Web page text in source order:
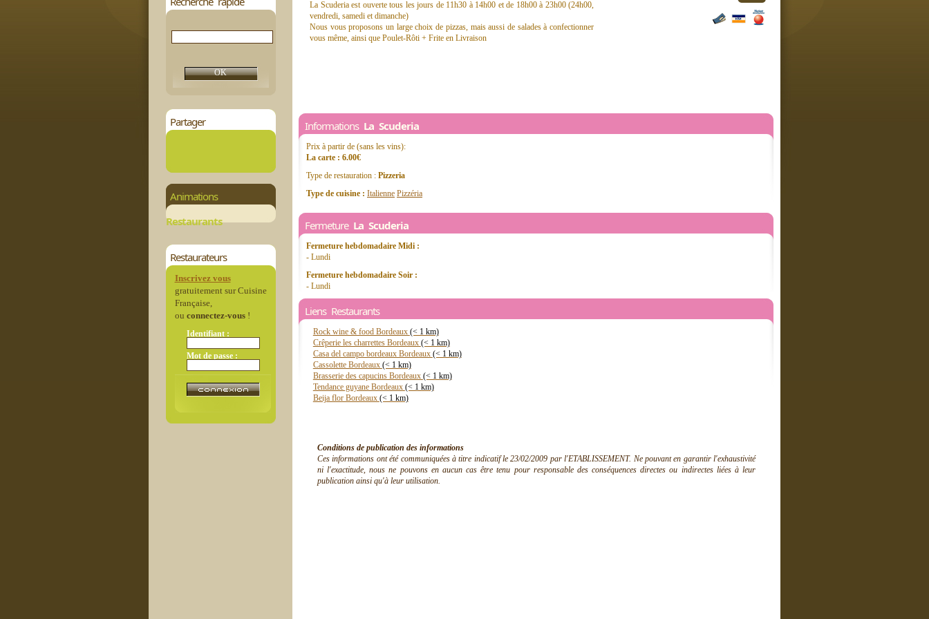
Partager
Animations
Restaurants
Restaurateurs
Inscrivez vous
gratuitement sur Cuisine
Française,
ou connectez-vous!
Identifiant :
Mot de passe :
La Scuderia est ouverte tous les jours de 11h30 à 14h00 et de 18h00 à 23h00 (24h00,
vendredi, samedi et dimanche)
Nous vous proposons un large choix de pizzas, mais aussi de salades à confectionner
vous même, ainsi que Poulet-Rôti + Frite en Livraison
Informations La Scuderia
Prix à partir de (sans les vins):
La carte : 6.00€
Type de restauration : Pizzeria
Type de cuisine : Italienne Pizzéria
Fermeture La Scuderia
Fermeture hebdomadaire Midi :
- Lundi
Fermeture hebdomadaire Soir :
- Lundi
Liens Restaurants
Rock wine & food Bordeaux (< 1 km)
Crêperie les charrettes Bordeaux (< 1 km)
Casa del campo bordeaux Bordeaux (< 1 km)
Cassolette Bordeaux (< 1 km)
Brasserie des capucins Bordeaux (< 1 km)
Tendance guyane Bordeaux (< 1 km)
Beija flor Bordeaux (< 1 km)
Conditions de publication des informations
Ces informations ont été communiquées à titre indicatif le 23/02/2009 par l'ETABLISSEMENT. Ne pouvant en garantir l'exhaustivité
ni l'exactitude, nous ne pouvons en aucun cas être tenu pour responsable des conséquences directes ou indirectes liées à leur
publication ainsi qu'à leur utilisation.